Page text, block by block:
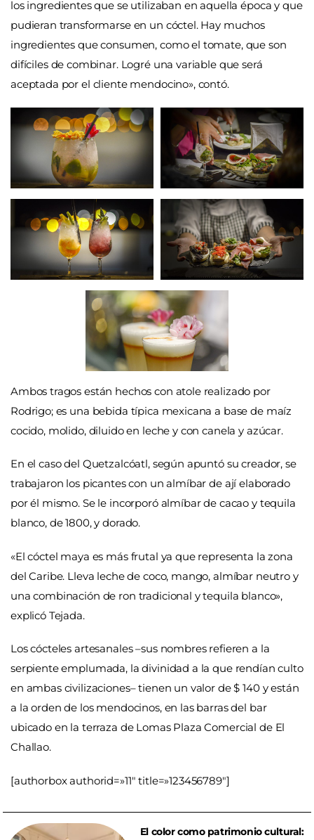
los ingredientes que se utilizaban en aquella época y que
pudieran transformarse en un cóctel. Hay muchos
ingredientes que consumen, como el tomate, que son
difíciles de combinar. Logré una variable que será
aceptada por el cliente mendocino», contó.
Ambos tragos están hechos con atole realizado por
Rodrigo; es una bebida típica mexicana a base de maíz
cocido, molido, diluido en leche y con canela y azúcar.
En el caso del Quetzalcóatl, según apuntó su creador, se
trabajaron los picantes con un almíbar de ají elaborado
por él mismo. Se le incorporó almíbar de cacao y tequila
blanco, de 1800, y dorado.
«El cóctel maya es más frutal ya que representa la zona
del Caribe. Lleva leche de coco, mango, almíbar neutro y
una combinación de ron tradicional y tequila blanco»,
explicó Tejada.
Los cócteles artesanales –sus nombres refieren a la
serpiente emplumada, la divinidad a la que rendían culto
en ambas civilizaciones– tienen un valor de $ 140 y están
a la orden de los mendocinos, en las barras del bar
ubicado en la terraza de Lomas Plaza Comercial de El
Challao.
[authorbox authorid=»11″ title=»123456789″]
El color como patrimonio cultural: